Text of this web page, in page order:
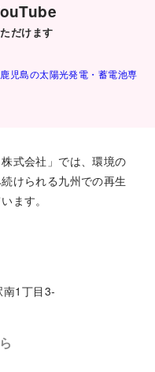
だけます
児島の太陽光発電・蓄電池専
式会社」では、環境の
けられる九州での再生
ます。
南1丁目3-